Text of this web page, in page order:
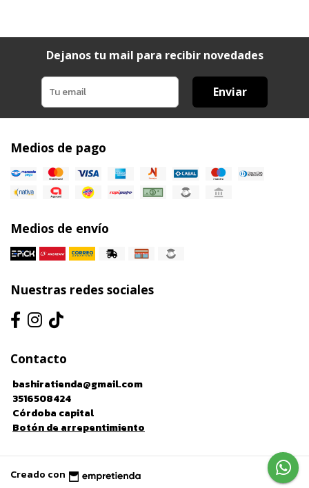
Dejanos tu mail para recibir novedades
Enviar
Medios de pago
Medios de envío
Nuestras redes sociales
Contacto
bashiratienda@gmail.com
3516508424
Córdoba capital
Botón de arrepentimiento
Creado con